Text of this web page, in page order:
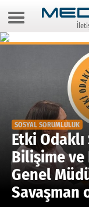
7 Ağustos 2026
Video Galeri
Gazeteler
Medya
Reyting-tiraj
Teknoloji
Televizyon
SOSYAL SORUMLULUK
Etki
Bilişime ve
Genel
Savaşman